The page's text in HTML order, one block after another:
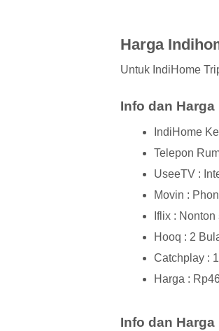
Harga
Untuk IndiHome
Info dan
IndiHome
Telepon
UseeTV :
Movin :
Iflix :
Hooq : 2
Catchplay :
Harga :
Info dan